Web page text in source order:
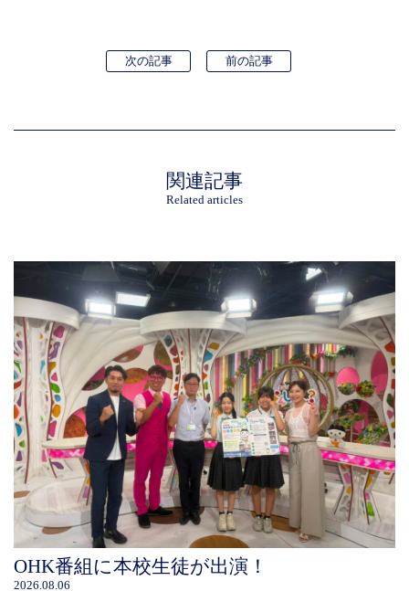
次の記事 前の記事
関連記事
Related articles
OHK番組に本校生徒が出演！
2026.08.06